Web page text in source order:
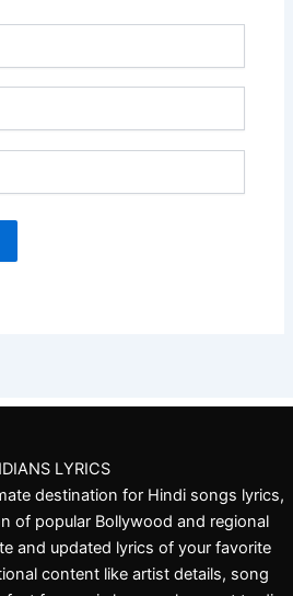
LYRICS
destination for Hindi songs lyrics,
of popular Bollywood and regional
and updated lyrics of your favorite
content like artist details, song